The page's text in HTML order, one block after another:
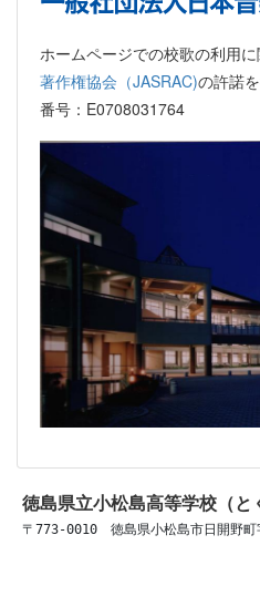
ホームページでの校歌の利用に
著作権協会（JASRAC)の許諾
番号：E0708031764
徳島県立小松島高等学校（
〒773-0010　徳島県小松島市日開野